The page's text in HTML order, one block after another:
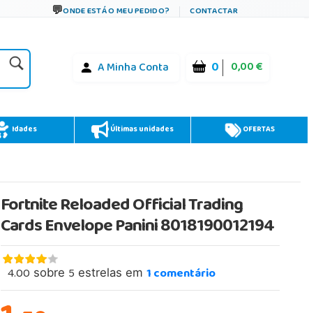
ONDE ESTÁ O MEU PEDIDO? CONTACTAR
A Minha Conta 0 0,00 €
Idades Últimas unidades OFERTAS
Fortnite Reloaded Official Trading
Cards Envelope Panini 8018190012194
4.00 sobre 5 estrelas em1comentário